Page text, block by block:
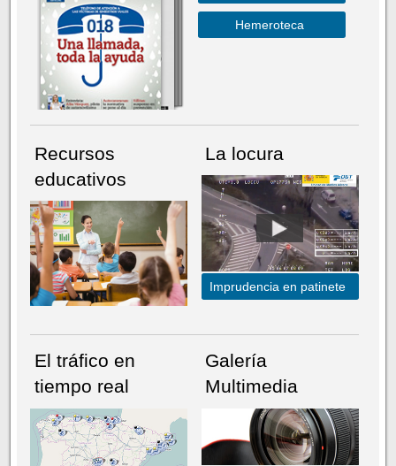
Hemeroteca
Recursos
educativos
La locura
Imprudencia en patinete
El tráfico en
tiempo real
Galería
Multimedia